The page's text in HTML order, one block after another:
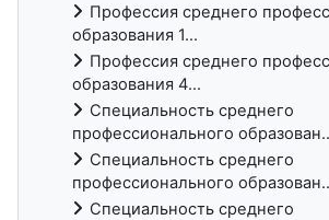
Профессия среднего
образования 1...
Профессия среднего
образования 4...
Специальность среднего
профессионального
Специальность среднего
профессионального
Специальность среднего